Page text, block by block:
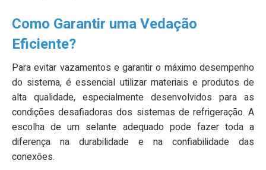
Como Garantir uma Vedação
Eficiente?
Para evitar vazamentos e garantir o máximo desempenho
do sistema, é essencial utilizar materiais e produtos de
alta qualidade, especialmente desenvolvidos para as
condições desafiadoras dos sistemas de refrigeração. A
escolha de um selante adequado pode fazer toda a
diferença na durabilidade e na confiabilidade das
conexões.